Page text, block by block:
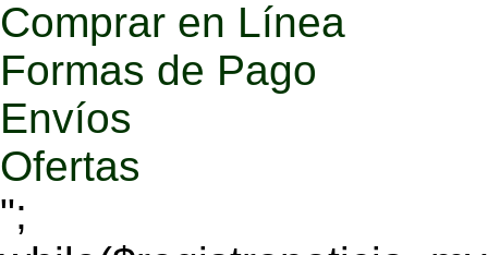
Comprar en Línea
Formas de Pago
Envíos
Ofertas
";